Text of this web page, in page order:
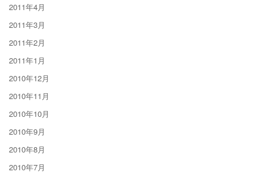
2011年4月
2011年3月
2011年2月
2011年1月
2010年12月
2010年11月
2010年10月
2010年9月
2010年8月
2010年7月